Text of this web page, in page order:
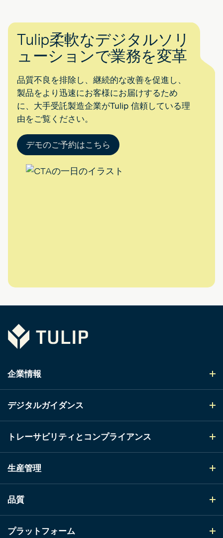
Tulip柔軟なデジタルソリ
ューションで業務を変革
品質不良を排除し、継続的な改善を促進し、
製品をより迅速にお客様にお届けするため
に、大手受託製造企業がTulip 信頼している理
由をご覧ください。
デモのご予約はこちら
Tulip
企業情報
デジタルガイダンス
トレーサビリティとコンプライアンス
生産管理
品質
プラットフォーム